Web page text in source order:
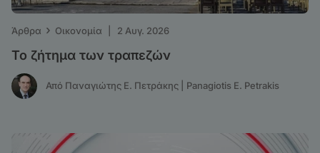
Άρθρα › Οικονομία 2 Αυγ. 2026
Το ζήτημα των τραπεζών
Από Παναγιώτης Ε. Πετράκης | Panagiotis E. Petrakis